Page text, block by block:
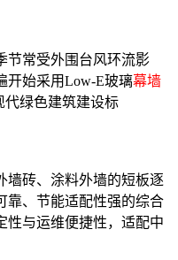
节常受外围台风环流影
开始采用Low-E玻璃幕墙
代绿色建筑建设标
墙砖、涂料外墙的短板逐
靠、节能适配性强的综合
性与运维便捷性，适配中